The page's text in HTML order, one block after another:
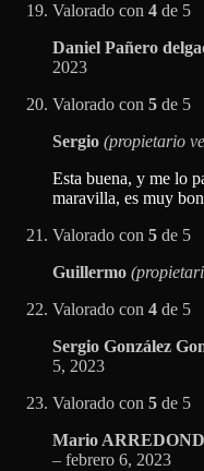
Valorado con 4 de 5
Daniel Pañero
2023
Valorado con 5 de 5
Sergio (propietario
Esta buena, y me lo
maravilla, es muy
Valorado con 5 de 5
Guillermo
Valorado con 4 de 5
Sergio González
5, 2023
Valorado con 5 de 5
Mario
– febrero 6, 2023